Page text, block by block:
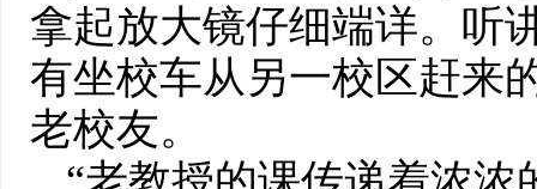
拿起放大镜仔细端详。听
有坐校车从另一校区赶来
老校友。